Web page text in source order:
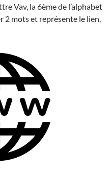
Vav, la 6ème de l’alphabet
2 mots et représente le lien,